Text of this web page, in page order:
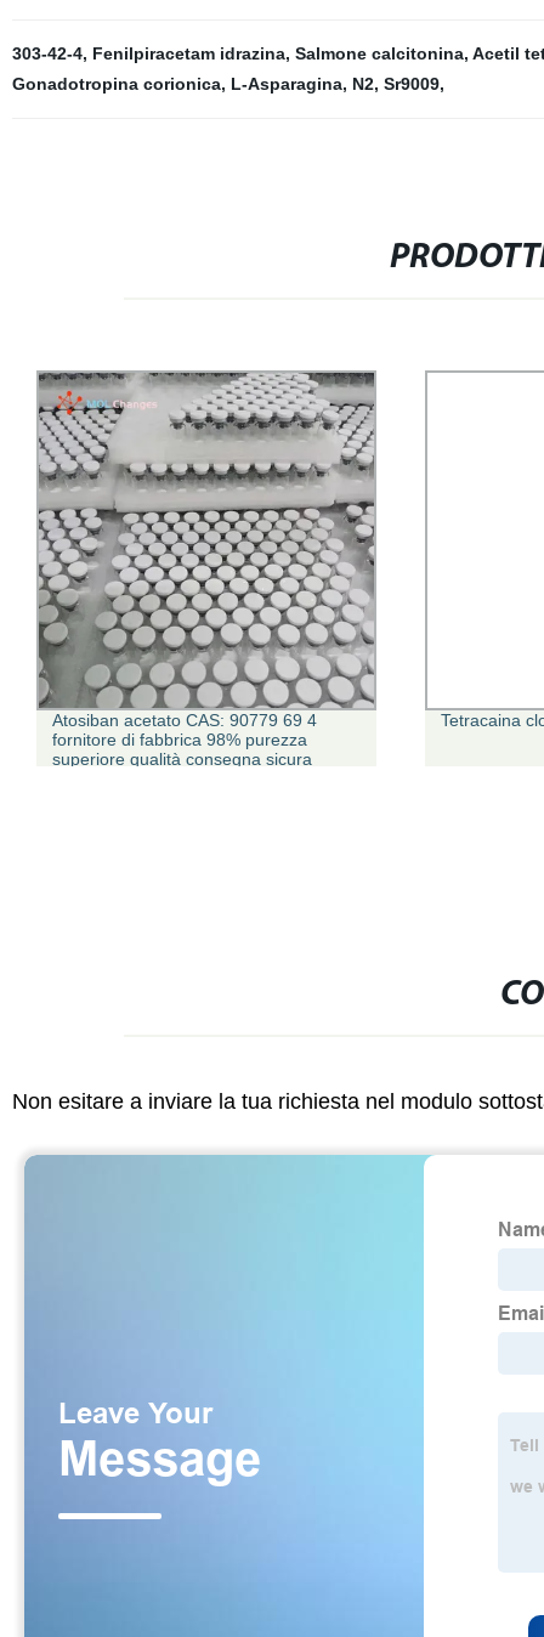
303-42-4, Fenilpiracetam idrazina, Salmone calcitonina, Acetil
Gonadotropina corionica, L-Asparagina, N2, Sr9009,
Atosiban acetato CAS: 90779 69 4
fornitore di fabbrica 98% purezza
superiore qualità consegna sicura
Tetracaina
Non esitare a inviare la tua richiesta nel modulo